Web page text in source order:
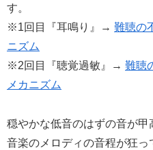
す。
※1回目『耳鳴り』→ 難聴の
ニズム
※2回目『聴覚過敏』→ 難聴
メカニズム
穏やかな低音のはずの音が甲
音楽のメロディの音程が狂っ